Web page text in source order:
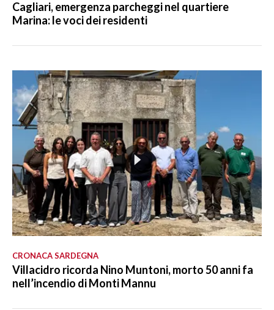
Cagliari, emergenza parcheggi nel quartiere
Marina: le voci dei residenti
CRONACA SARDEGNA
Villacidro ricorda Nino Muntoni, morto 50 anni fa
nell’incendio di Monti Mannu